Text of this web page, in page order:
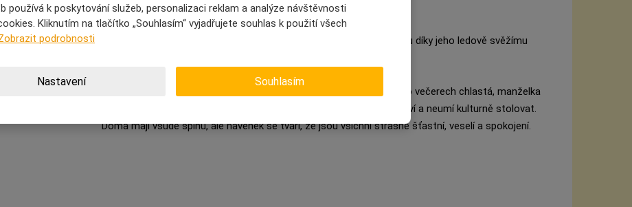
moc vábný dech nevytvoří.
No, nesmí na ženu dýchat moc rychle a moc zblízka, aby mu při sexu díky jeho ledově svěžímu
Z toho všeho vyplývá, že v ideální rodině se manžel fláká v práci a po večerech chlastá, manželka
řeší s kamarádkami kraviny, parchanti jsou rozmazlení a pořád špinaví a neumí kulturně stolovat.
Doma mají všude špínu, ale navenek se tváří, že jsou všichni strašně šťastní, veselí a spokojení.
používá k poskytování služeb, personalizaci reklam a analýze návštěvnosti
Kliknutím na tlačítko „Souhlasím“ vyjadřujete souhlas k použití všech
podrobnosti
Nastavení Souhlasím